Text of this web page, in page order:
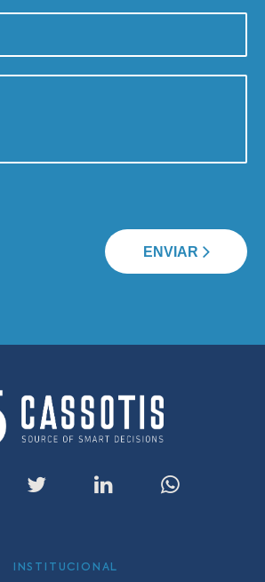
ENVIAR
INSTITUCIONAL